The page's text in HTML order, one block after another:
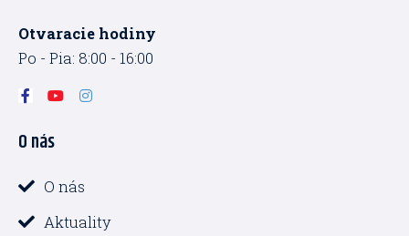
Otvaracie hodiny
Po - Pia: 8:00 - 16:00
F
a
e
b
o
k
f
Y
u
e
I
n
O nás
O nás
Aktuality